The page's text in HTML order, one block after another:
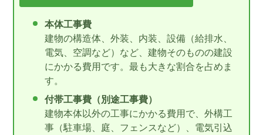
本体工事費
建物の構造体、外装、内装、設備（給排水、
電気、空調など）など、建物そのものの建設
にかかる費用です。最も大きな割合を占めま
す。
付帯工事費（別途工事費）
建物本体以外の工事にかかる費用で、外構工
事（駐車場、庭、フェンスなど）、電気引込